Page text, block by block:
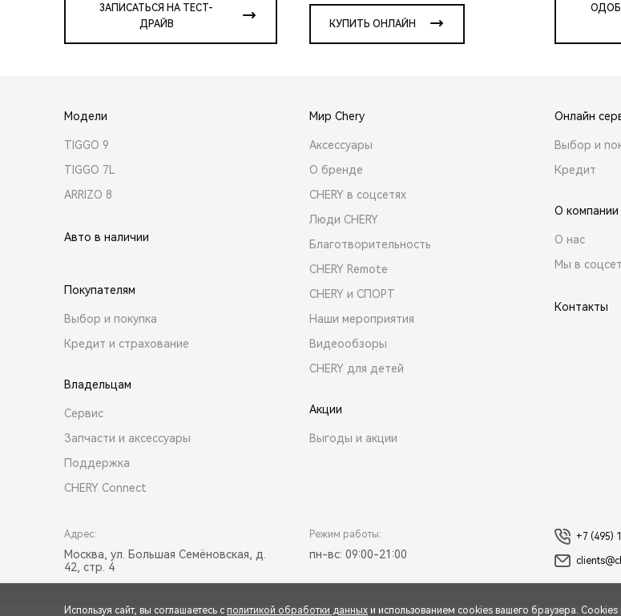
ЗАПИСАТЬСЯ НА ТЕСТ-
ДРАЙВ
КУПИТЬ ОНЛАЙН
Модели
TIGGO 9
TIGGO 7L
ARRIZO 8
Авто в наличии
Покупателям
Выбор и покупка
Кредит и страхование
Владельцам
Сервис
Запчасти и аксессуары
Поддержка
CHERY Connect
Мир Chery
Аксессуары
О бренде
CHERY в соцсетях
Люди CHERY
Благотворительность
CHERY Remote
CHERY и СПОРТ
Наши мероприятия
Видеообзоры
CHERY для детей
Акции
Выгоды и акции
Онлайн
Выбор и
Кредит
О компании
О нас
Мы в
Контакты
Адрес:
Москва, ул. Большая Семёновская, д.
42, стр. 4
Режим работы:
пн-вс: 09:00-21:00
+7 (495)
Используя сайт, вы соглашаетесь с политикой обработки данных и использованием cookies вашего браузера.